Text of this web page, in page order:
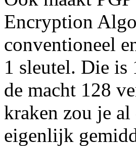
Encryption
conventioneel
1 sleutel. Die
de macht 128
kraken zou je
eigenlijk